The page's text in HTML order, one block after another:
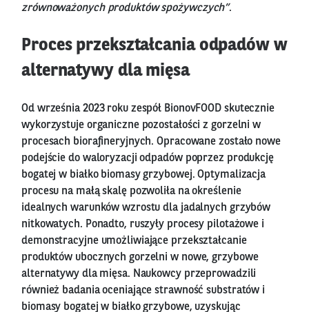
zrównoważonych produktów spożywczych”.
Proces przekształcania odpadów w
alternatywy dla mięsa
Od września 2023 roku zespół BionovFOOD skutecznie
wykorzystuje organiczne pozostałości z gorzelni w
procesach biorafineryjnych. Opracowane zostało nowe
podejście do waloryzacji odpadów poprzez produkcję
bogatej w białko biomasy grzybowej. Optymalizacja
procesu na małą skalę pozwoliła na określenie
idealnych warunków wzrostu dla jadalnych grzybów
nitkowatych. Ponadto, ruszyły procesy pilotażowe i
demonstracyjne umożliwiające przekształcanie
produktów ubocznych gorzelni w nowe, grzybowe
alternatywy dla mięsa. Naukowcy przeprowadzili
również badania oceniające strawność substratów i
biomasy bogatej w białko grzybowe, uzyskując